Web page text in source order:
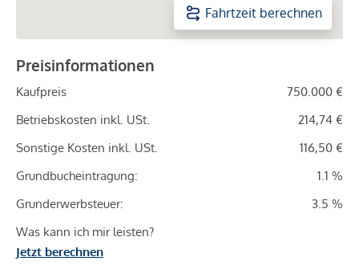
Fahrtzeit berechnen
Preisinformationen
Kaufpreis
750.000 €
Betriebskosten inkl. USt.
214,74 €
Sonstige Kosten inkl. USt.
116,50 €
Grundbucheintragung:
1.1 %
Grunderwerbsteuer:
3.5 %
Was kann ich mir leisten?
Jetzt berechnen